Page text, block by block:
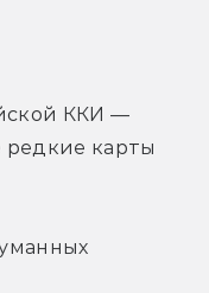
ККИ —
редкие карты